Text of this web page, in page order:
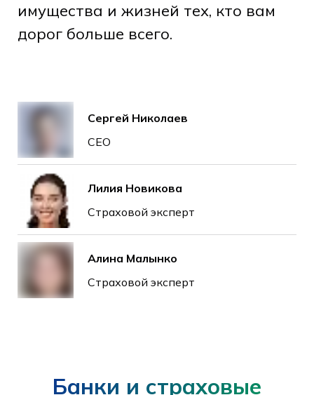
имущества и жизней тех, кто вам
дорог больше всего.
Сергей Николаев
CEO
Лилия Новикова
Страховой эксперт
Алина Малынко
Страховой эксперт
Банки и страховые